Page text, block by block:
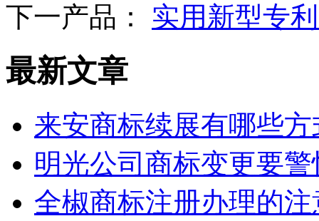
下一产品： 实用新型专
最新文章
来安商标续展有哪些方
明光公司商标变更要
全椒商标注册办理的